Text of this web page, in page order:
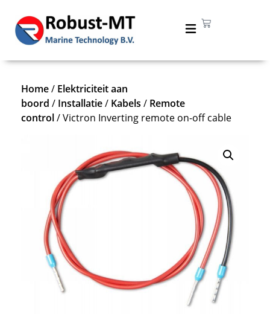
Home/ Elektriciteit aan
boord / Installatie/ Kabels / Remote
control/ Victron Inverting remote on-off cable